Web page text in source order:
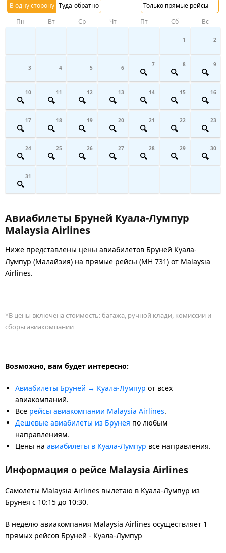
В одну сторону Туда-обратно Только прямые рейсы
Пн Вт Ср Чт Пт Сб Вс
1 2
3 4 5 6 7 8 9
10 11 12 13 14 15 16
17 18 19 20 21 22 23
24 25 26 27 28 29 30
31
Авиабилеты Бруней Куала-Лумпур
Malaysia Airlines
Ниже представлены цены авиабилетов Бруней Куала-
Лумпур (Малайзия) на прямые рейсы (MH 731) от Malaysia
Airlines.
*В цены включена стоимость: багажа, ручной клади, комиссии и
сборы авиакомпании
Возможно, вам будет интересно:
Авиабилеты Бруней → Куала-Лумпур от всех
авиакомпаний.
Все рейсы авиакомпании Malaysia Airlines.
Дешевые авиабилеты из Брунея по любым
направлениям.
Цены на авиабилеты в Куала-Лумпур все направления.
Информация о рейсе Malaysia Airlines
Самолеты Malaysia Airlines вылетаю в Куала-Лумпур из
Брунея с 10:15 до 10:30.
В неделю авиакомпания Malaysia Airlines осуществляет 1
прямых рейсов Бруней - Куала-Лумпур